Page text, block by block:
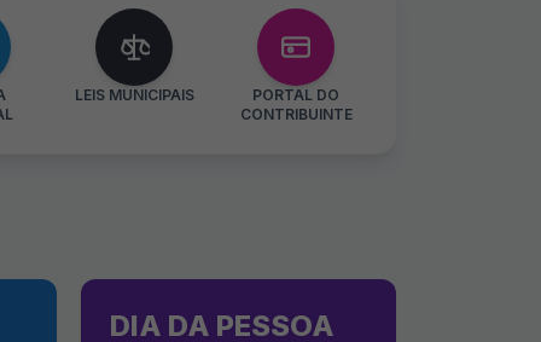
LEIS MUNICIPAIS
PORTAL DO
CONTRIBUINTE
DIA DA PESSOA